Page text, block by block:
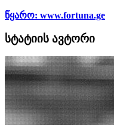
წყარო: www.fortuna.ge
სტატიის ავტორი